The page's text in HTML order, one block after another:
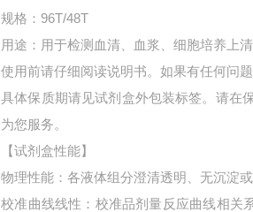
规格：96T/48T
用途：用于检测血清、血浆、细胞培养上
使用前请仔细阅读说明书。如果有任何问
具体保质期请见试剂盒外包装标签。请在
为您服务。
【试剂盒性能】
物理性能：各液体组分澄清透明、无沉淀
校准曲线线性：校准品剂量反应曲线相关